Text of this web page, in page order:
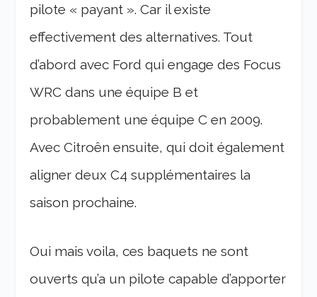
pilote « payant ». Car il existe
effectivement des alternatives. Tout
d’abord avec Ford qui engage des Focus
WRC dans une équipe B et
probablement une équipe C en 2009.
Avec Citroên ensuite, qui doit également
aligner deux C4 supplémentaires la
saison prochaine.
Oui mais voila, ces baquets ne sont
ouverts qu’a un pilote capable d’apporter